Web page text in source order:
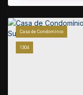
1304
Casa de Condomínio